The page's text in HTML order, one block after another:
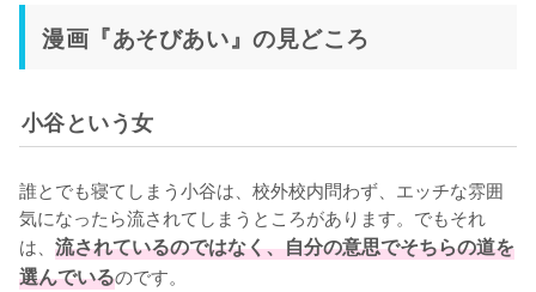
漫画『あそびあい』の見どころ
小谷という女
誰とでも寝てしまう小谷は、校外校内問わず、エッチな雰囲
気になったら流されてしまうところがあります。でもそれ
は、 流されているのではなく、自分の意思でそちらの道を
選んでいるのです。